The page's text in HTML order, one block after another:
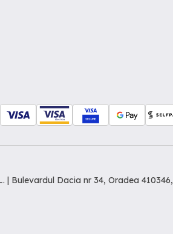
| Bulevardul Dacia nr 34, Oradea